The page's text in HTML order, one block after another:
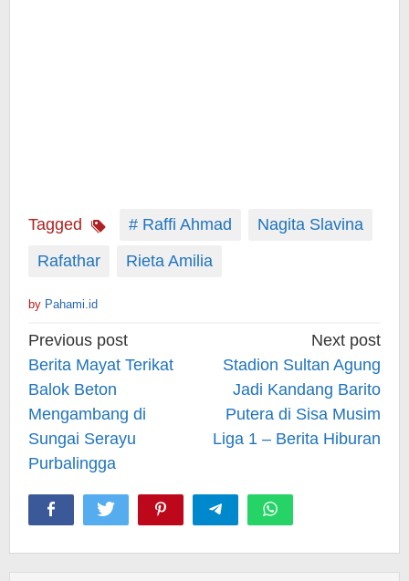
Tagged # Raffi Ahmad
Nagita Slavina
Rafathar
Rieta Amilia
by Pahami.id
Post
navigation
Previous post
Berita Mayat Terikat
Balok Beton
Mengambang di
Sungai Serayu
Purbalingga
Next post
Stadion Sultan Agung
Jadi Kandang Barito
Putera di Sisa Musim
Liga 1 – Berita Hiburan